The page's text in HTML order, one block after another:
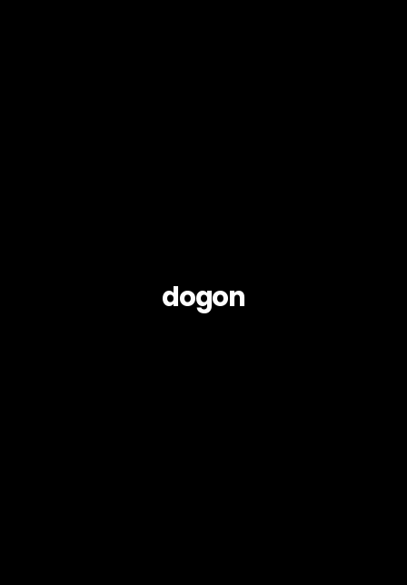
dogon